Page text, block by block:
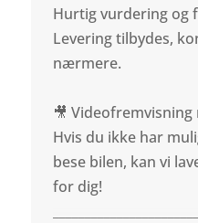
Hurtig vurdering og
Levering tilbydes,
nærmere.
🎥
Hvis du ikke har
bese bilen, kan vi
for dig!